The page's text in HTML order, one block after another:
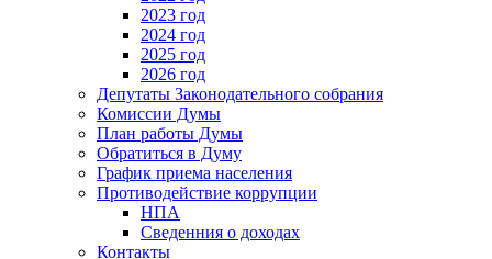
2023 год
2024 год
2025 год
2026 год
Депутаты Законодательного собрания
Комиссии Думы
План работы Думы
Обратиться в Думу
График приема населения
Противодействие коррупции
НПА
Сведенния о доходах
Контакты